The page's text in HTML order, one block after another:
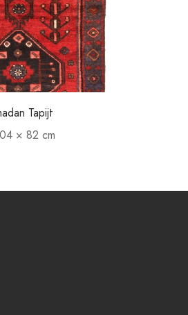
Tapijt
× 82 cm